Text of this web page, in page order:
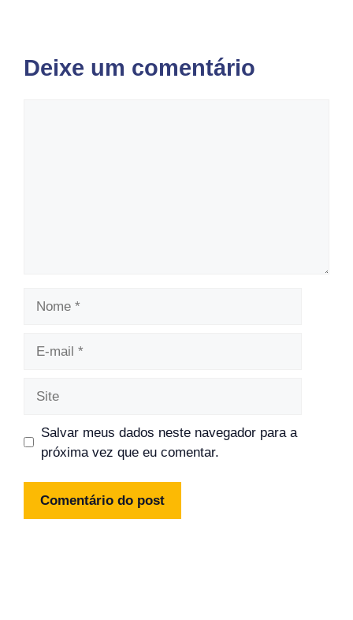
Deixe um comentário
Salvar meus dados neste navegador para a
próxima vez que eu comentar.